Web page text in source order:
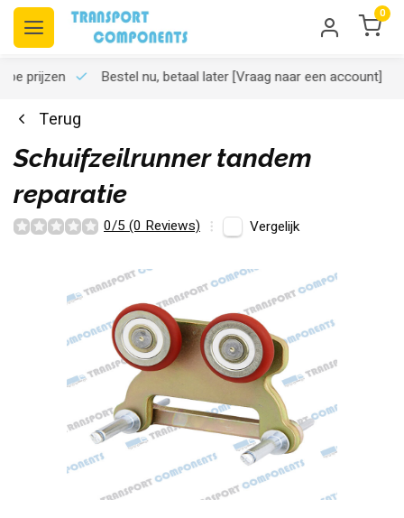
0
prijzen Bestel nu, betaal later[Vraag naar een account]
Terug
Schuifzeilrunner tandem
reparatie
0/5 (0 Reviews) Vergelijk